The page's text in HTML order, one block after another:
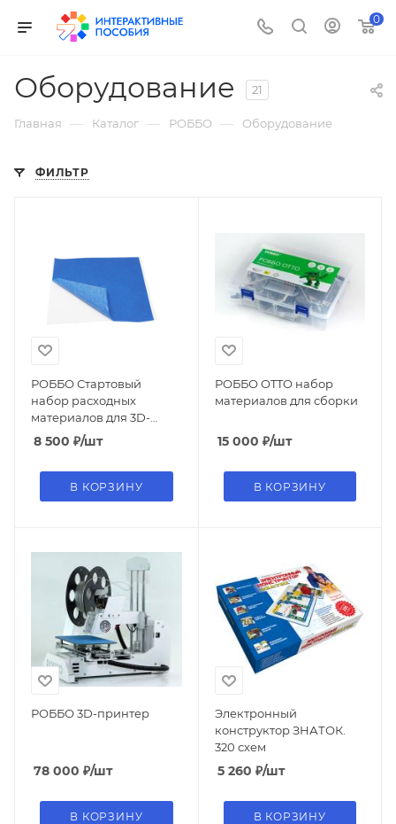
0
Оборудование 21
Главная — Каталог — РОББО — Оборудование
ФИЛЬТР
РОББО Стартовый
набор расходных
материалов для 3D-
принтера
8 500 ₽/шт
В КОРЗИНУ
РОББО OTTO набор
материалов для сборки
15 000 ₽/шт
В КОРЗИНУ
РОББО 3D-принтер
78 000 ₽/шт
В КОРЗИНУ
Электронный
конструктор ЗНАТОК.
320 схем
5 260 ₽/шт
В КОРЗИНУ